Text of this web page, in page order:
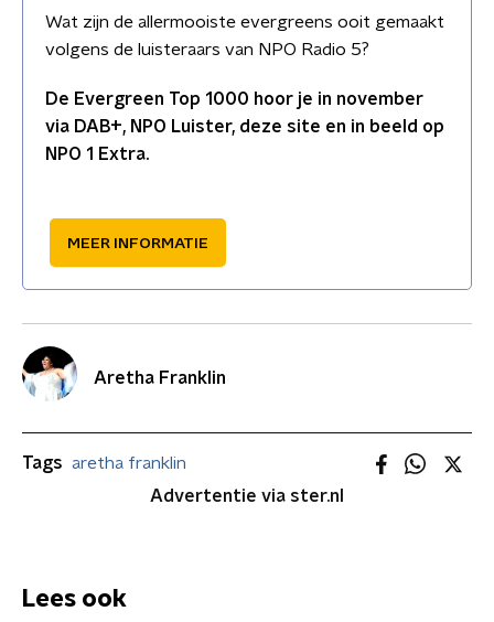
Wat zijn de allermooiste evergreens ooit gemaakt
volgens de luisteraars van NPO Radio 5?
De Evergreen Top 1000 hoor je in november
via DAB+, NPO Luister, deze site en in beeld op
NPO 1 Extra.
MEER INFORMATIE
Aretha Franklin
Tags aretha franklin
Advertentie via ster.nl
Lees ook